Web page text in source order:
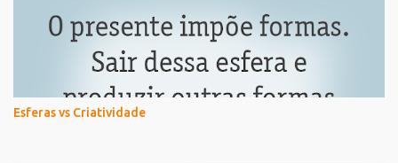
Esferas vs Criatividade